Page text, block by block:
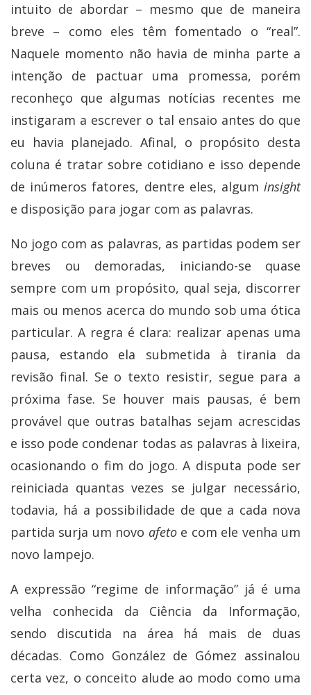
intuito de abordar – mesmo que de maneira
breve – como eles têm fomentado o “real”.
Naquele momento não havia de minha parte a
intenção de pactuar uma promessa, porém
reconheço que algumas notícias recentes me
instigaram a escrever o tal ensaio antes do que
eu havia planejado. Afinal, o propósito desta
coluna é tratar sobre cotidiano e isso depende
de inúmeros fatores, dentre eles, algum insight
e disposição para jogar com as palavras.
No jogo com as palavras, as partidas podem ser
breves ou demoradas, iniciando-se quase
sempre com um propósito, qual seja, discorrer
mais ou menos acerca do mundo sob uma ótica
particular. A regra é clara: realizar apenas uma
pausa, estando ela submetida à tirania da
revisão final. Se o texto resistir, segue para a
próxima fase. Se houver mais pausas, é bem
provável que outras batalhas sejam acrescidas
e isso pode condenar todas as palavras à lixeira,
ocasionando o fim do jogo. A disputa pode ser
reiniciada quantas vezes se julgar necessário,
todavia, há a possibilidade de que a cada nova
partida surja um novo afetoe com ele venha um
novo lampejo.
A expressão “regime de informação” já é uma
velha conhecida da Ciência da Informação,
sendo discutida na área há mais de duas
décadas. Como González de Gómez assinalou
certa vez, o conceito alude ao modo como uma